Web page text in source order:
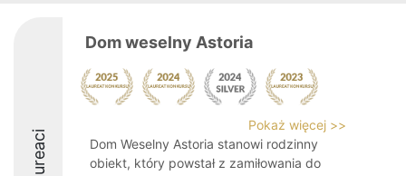
Laureaci
Dom weselny Astoria
Pokaż więcej >>
Dom Weselny Astoria stanowi rodzinny
obiekt, który powstał z zamiłowania do